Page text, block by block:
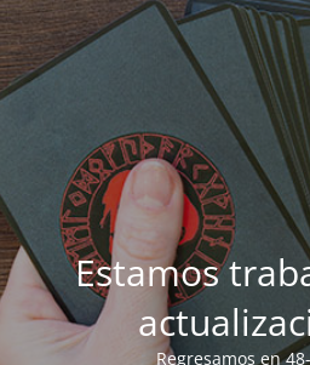
Estamos
Regresamos en